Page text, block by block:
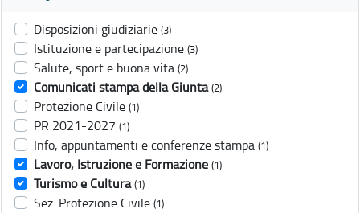
Disposizioni giudiziarie (3)
Istituzione e partecipazione (3)
Salute, sport e buona vita (2)
Comunicati stampa della Giunta (2)
Protezione Civile (1)
PR 2021-2027 (1)
Info, appuntamenti e conferenze stampa (1)
Lavoro, Istruzione e Formazione (1)
Turismo e Cultura (1)
Sez. Protezione Civile (1)